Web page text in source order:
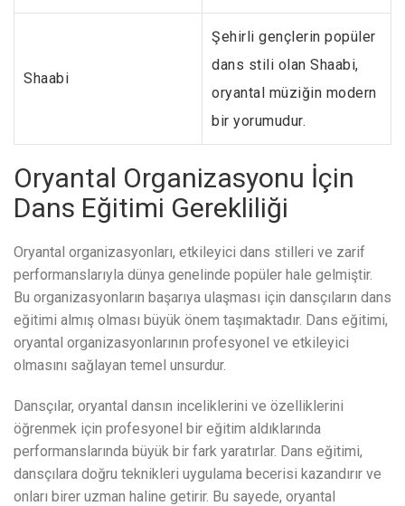
Shaabi
Şehirli gençlerin popüler
dans stili olan Shaabi,
oryantal müziğin modern
bir yorumudur.
Oryantal Organizasyonu İçin
Dans Eğitimi Gerekliliği
Oryantal organizasyonları, etkileyici dans stilleri ve zarif
performanslarıyla dünya genelinde popüler hale gelmiştir.
Bu organizasyonların başarıya ulaşması için dansçıların dans
eğitimi almış olması büyük önem taşımaktadır. Dans eğitimi,
oryantal organizasyonlarının profesyonel ve etkileyici
olmasını sağlayan temel unsurdur.
Dansçılar, oryantal dansın inceliklerini ve özelliklerini
öğrenmek için profesyonel bir eğitim aldıklarında
performanslarında büyük bir fark yaratırlar. Dans eğitimi,
dansçılara doğru teknikleri uygulama becerisi kazandırır ve
onları birer uzman haline getirir. Bu sayede, oryantal